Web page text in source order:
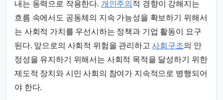
내는 동력으로 작용한다. 개인주의 적 경향이 강해지는
흐름 속에서도 공동체의 지속 가능성을 확보하기 위해서
는 사회적 가치를 우선시하는 정책과 기업 활동이 요구
된다. 앞으로의 사회적 위험을 관리하고사회구조의 안
정성을 유지하기 위해서는 사회적 목적을 달성하기 위한
제도적 장치와 시민 사회의 참여가 지속적으로 병행되어
야 한다.